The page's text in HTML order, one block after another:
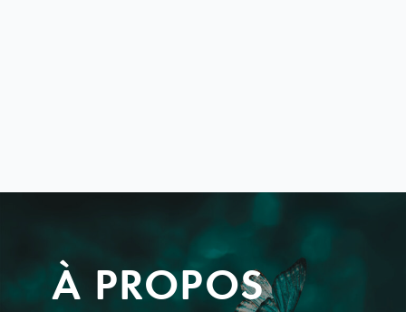
À PROPOS